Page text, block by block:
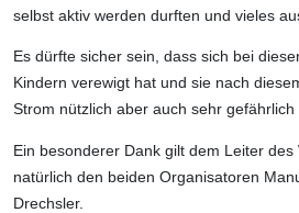
selbst aktiv werden durften und vieles
Es dürfte sicher sein, dass sich bei
Kindern verewigt hat und sie nach
Strom nützlich aber auch sehr gefährlich
Ein besonderer Dank gilt dem Leiter
natürlich den beiden Organisatoren
Drechsler.